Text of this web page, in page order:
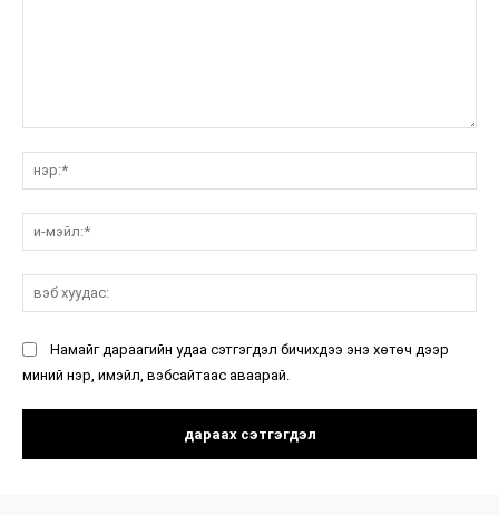
Намайг дараагийн удаа сэтгэгдэл бичихдээ энэ хөтөч дээр
миний нэр, имэйл, вэбсайтаас аваарай.